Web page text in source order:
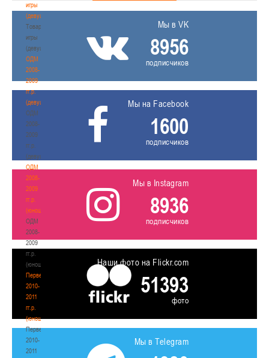
игры
(девушки)
Товарищеские
игры
(девушки)
ОДМ
2008-
2009
гг.р.
(девушки)
ОДМ
2008-
2009
гг.р.
(девушки)
ОДМ
2008-
2009
гг.р.
(юноши)
ОДМ
2008-
2009
гг.р.
(юноши)
Первенство
2010-
2011
гг.р.
(юноши)
Первенство
2010-
2011
Мы в VK
8956
подписчиков
Мы на Facebook
1600
подписчиков
Мы в Instagram
8936
подписчиков
Наши фото на Flickr.com
51393
фото
Мы в Telegram